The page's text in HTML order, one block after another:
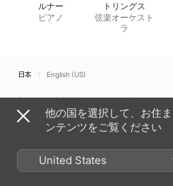
ルナー
ピアノ
トリングス
弦楽オーケスト
ラ
日本 English (US)
Copyright © 2026 Apple Inc. All rights
インターネットサービス利用規約
Apple
Cookieに関する警告
サポート フィード
他の国を選択して、お住
ンテンツをご覧ください
United States